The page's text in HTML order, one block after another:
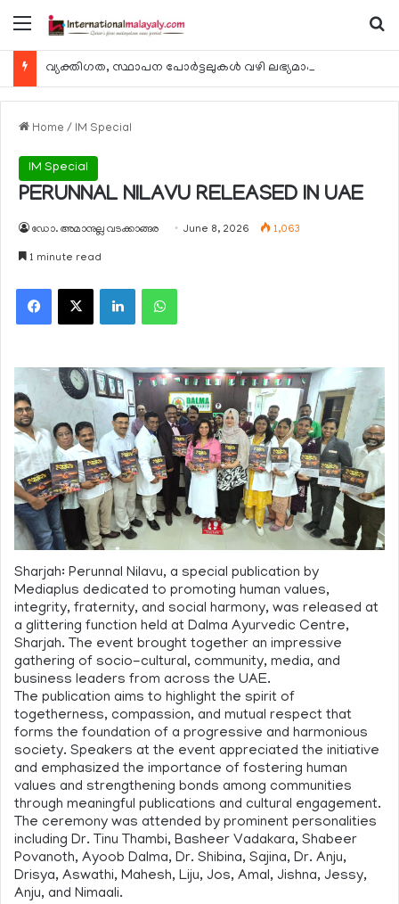
Menu
Home / IM Special
IM Special
PERUNNAL NILAVU RELEASED IN UAE
ഡോ. അമാനുല്ല വടക്കാങ്ങര June 8, 2026 1,063
1 minute read
Facebook
X LinkedInWhatsApp
Sharjah: Perunnal Nilavu, a special publication by
Mediaplus dedicated to promoting human values,
integrity, fraternity, and social harmony, was released at
a glittering function held at Dalma Ayurvedic Centre,
Sharjah. The event brought together an impressive
gathering of socio-cultural, community, media, and
business leaders from across the UAE.
The publication aims to highlight the spirit of
togetherness, compassion, and mutual respect that
forms the foundation of a progressive and harmonious
society. Speakers at the event appreciated the initiative
and emphasized the importance of fostering human
values and strengthening bonds among communities
through meaningful publications and cultural engagement.
The ceremony was attended by prominent personalities
including Dr. Tinu Thambi, Basheer Vadakara, Shabeer
Povanoth, Ayoob Dalma, Dr. Shibina, Sajina, Dr. Anju,
Drisya, Aswathi, Mahesh, Liju, Jos, Amal, Jishna, Jessy,
Anju, and Nimaali.